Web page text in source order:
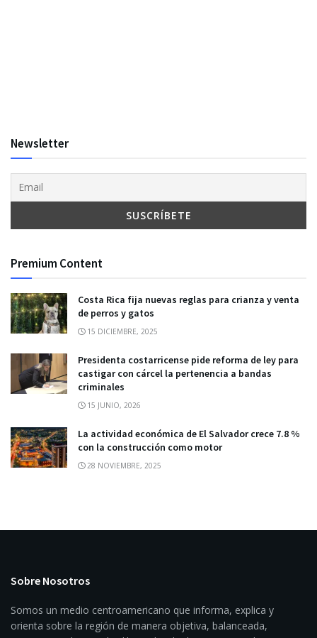
Newsletter
Premium Content
Costa Rica fija nuevas reglas para crianza y venta
de perros y gatos
15 DICIEMBRE, 2025
Presidenta costarricense pide reforma de ley para
castigar con cárcel la pertenencia a bandas
criminales
15 JUNIO, 2026
La actividad económica de El Salvador crece 7.8 %
con la construcción como motor
28 NOVIEMBRE, 2025
Sobre Nosotros
Somos un medio centroamericano que informa, explica y
orienta sobre la región de manera objetiva, balanceada,